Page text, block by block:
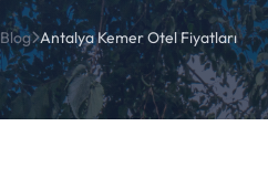
Blog Antalya Kemer Otel Fiyatları